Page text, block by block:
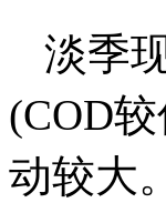
淡季
(COD
动较大。